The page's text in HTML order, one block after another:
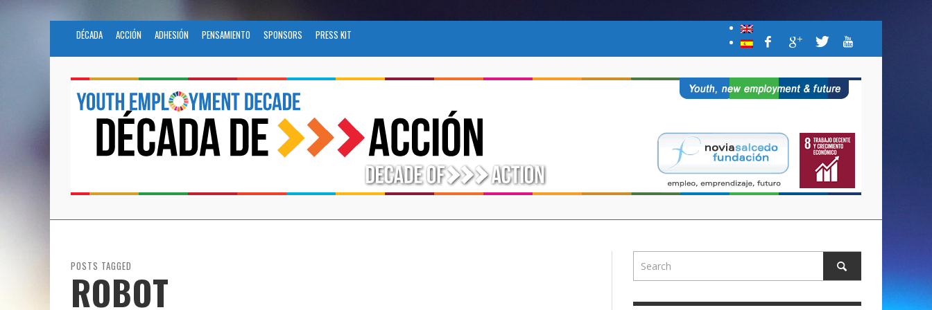
DÉCADA ACCIÓN ADHESIÓN PENSAMIENTO SPONSORS PRESS KIT
POSTS TAGGED
ROBOT